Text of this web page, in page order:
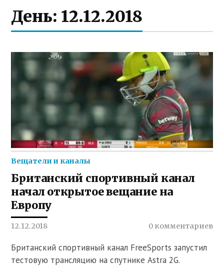
День: 12.12.2018
Вещатели и каналы
Британский спортивный канал
начал открытое вещание на
Европу
12.12.2018 0 комментариев
Британский спортивный канал FreeSports запустил
тестовую трансляцию на спутнике Astra 2G.